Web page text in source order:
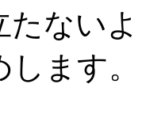
たない
します